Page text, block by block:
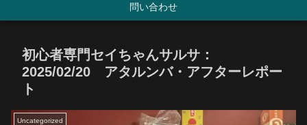
問い合わせ
初心者専門セイちゃんサルサ：
2025/02/20 アタルンバ・アフターレポー
ト
Uncategorized